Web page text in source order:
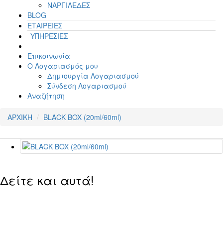
ΝΑΡΓΙΛΕΔΕΣ
BLOG
ΕΤΑΙΡΕΙΕΣ
ΥΠΗΡΕΣΙΕΣ
Επικοινωνία
Ο Λογαριασμός μου
Δημιουργία Λογαριασμού
Σύνδεση Λογαριασμού
Αναζήτηση
ΑΡΧΙΚΗ BLACK BOX (20ml/60ml)
Δείτε και αυτά!